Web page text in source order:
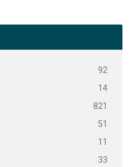
92
14
821
51
11
33